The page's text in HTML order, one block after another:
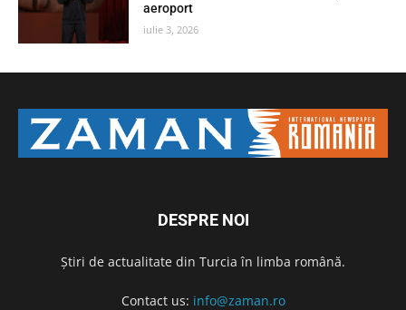
aeroport
iulie 3, 2026
DESPRE NOI
Știri de actualitate din Turcia în limba română.
Contact us: info@zaman.ro